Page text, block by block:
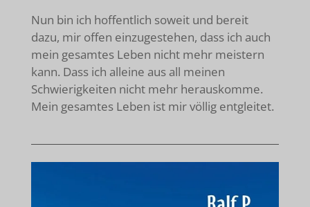
Nun bin ich hoffentlich soweit und bereit
dazu, mir offen einzugestehen, dass ich auch
mein gesamtes Leben nicht mehr meistern
kann. Dass ich alleine aus all meinen
Schwierigkeiten nicht mehr herauskomme.
Mein gesamtes Leben ist mir völlig entgleitet.